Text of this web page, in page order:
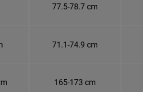
77.5-78.7 cm
71.1-74.9 cm
165-173 cm